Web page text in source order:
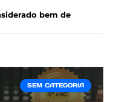
bem de
SEM CATEGORIA